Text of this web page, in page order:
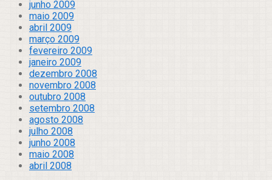
junho 2009
maio 2009
abril 2009
março 2009
fevereiro 2009
janeiro 2009
dezembro 2008
novembro 2008
outubro 2008
setembro 2008
agosto 2008
julho 2008
junho 2008
maio 2008
abril 2008